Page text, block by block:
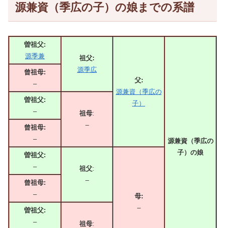
源兼資（季広の子）の娘までの系譜
曽祖父:
源季兼
祖父:
源季広
父:
源兼資（季広の
子）
源兼資（季広の
子）の娘
曾祖母:
–
曽祖父:
–
祖母:
–
曾祖母:
–
曽祖父:
–
祖父:
–
母:
–
曾祖母:
–
曽祖父:
–
祖母: